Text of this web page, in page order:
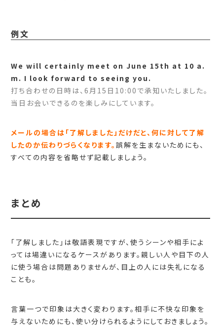
例文
We will certainly meet on June 15th at 10 a.
m. I look forward to seeing you.
打ち合わせの日時は、6月15日10:00で承知いたしました。
当日お会いできるのを楽しみにしています。
メールの場合は「了解しました」だけだと、何に対して了解
したのか伝わりづらくなります。誤解を生まないためにも、
すべての内容を省略せず記載しましょう。
まとめ
「了解しました」は敬語表現ですが、使うシーンや相手によ
っては場違いになるケースがあります。親しい人や目下の人
に使う場合は問題ありませんが、目上の人には失礼になる
ことも。
言葉一つで印象は大きく変わります。相手に不快な印象を
与えないためにも、使い分けられるようにしておきましょう。